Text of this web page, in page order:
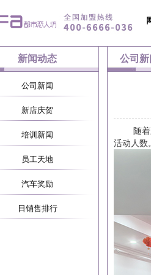
新闻动态
公司新闻
新店庆贺
培训新闻
员工天地
汽车奖励
日销售排行
公司新
随着五
活动人数